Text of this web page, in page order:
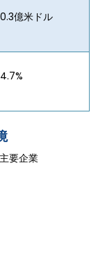
0.3億米ドル
4.7%
要企業